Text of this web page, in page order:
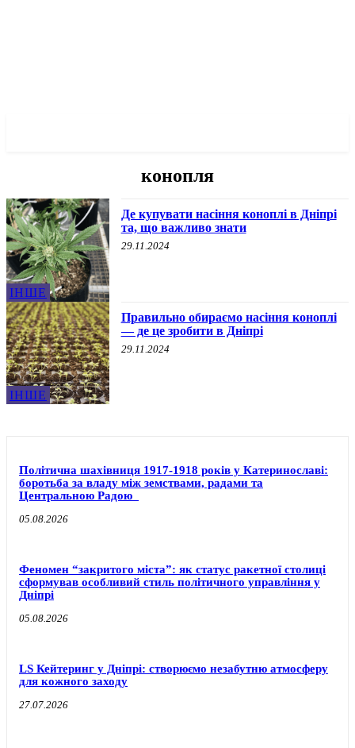
конопля
ІНШЕ
Де купувати насіння коноплі в Дніпрі
та, що важливо знати
29.11.2024
ІНШЕ
Правильно обираємо насіння коноплі
— де це зробити в Дніпрі
29.11.2024
Політична шахівниця 1917-1918 років у Катеринославі:
боротьба за владу між земствами, радами та
Центральною Радою
05.08.2026
Феномен “закритого міста”: як статус ракетної столиці
сформував особливий стиль політичного управління у
Дніпрі
05.08.2026
LS Кейтеринг у Дніпрі: створюємо незабутню атмосферу
для кожного заходу
27.07.2026